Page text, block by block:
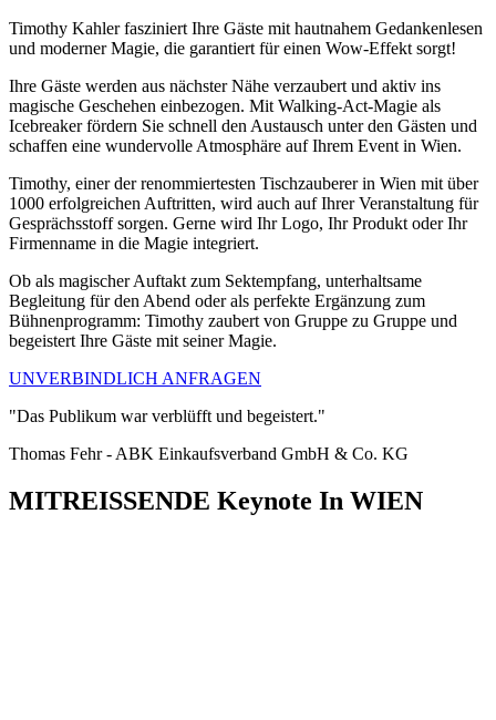
Timothy Kahler fasziniert Ihre Gäste mit hautnahem Gedankenlesen
und moderner Magie, die garantiert für einen Wow-Effekt sorgt!
Ihre Gäste werden aus nächster Nähe verzaubert und aktiv ins
magische Geschehen einbezogen. Mit Walking-Act-Magie als
Icebreaker fördern Sie schnell den Austausch unter den Gästen und
schaffen eine wundervolle Atmosphäre auf Ihrem Event in Wien.
Timothy, einer der renommiertesten Tischzauberer in Wien mit über
1000 erfolgreichen Auftritten, wird auch auf Ihrer Veranstaltung für
Gesprächsstoff sorgen. Gerne wird Ihr Logo, Ihr Produkt oder Ihr
Firmenname in die Magie integriert.
Ob als magischer Auftakt zum Sektempfang, unterhaltsame
Begleitung für den Abend oder als perfekte Ergänzung zum
Bühnenprogramm: Timothy zaubert von Gruppe zu Gruppe und
begeistert Ihre Gäste mit seiner Magie.
UNVERBINDLICH ANFRAGEN
"Das Publikum war verblüfft und begeistert."
Thomas Fehr - ABK Einkaufsverband GmbH & Co. KG
MITREISSENDE Keynote In WIEN